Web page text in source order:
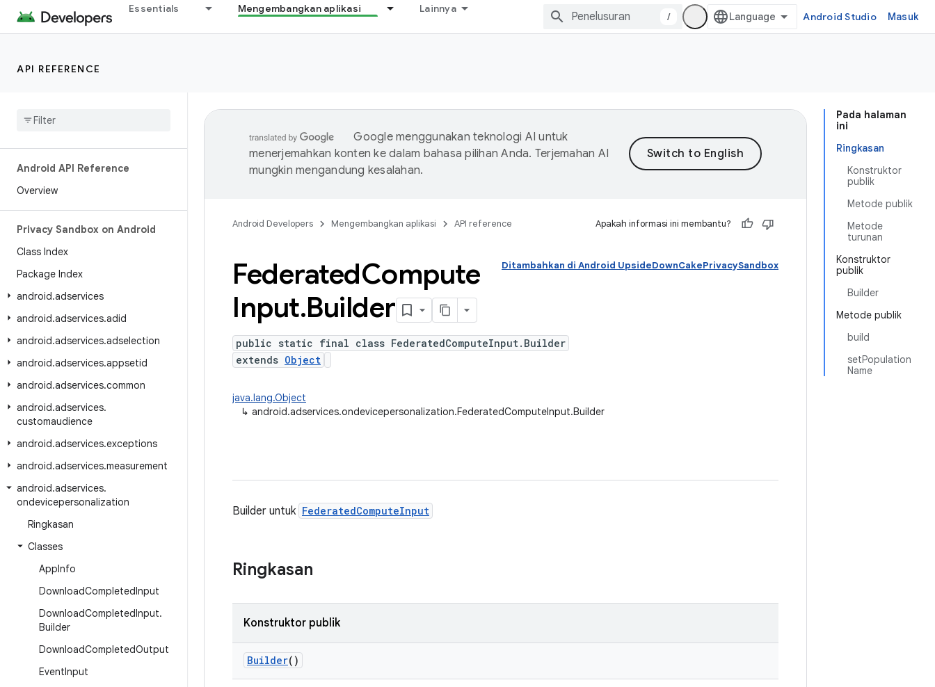
Essentials Mengembangkan aplikasi Lainnya
/ Android Studio Masuk
API REFERENCE
Android API Reference
Overview
Privacy Sandbox on Android
Class Index
Package Index
android.adservices
android.adservices.adid
android.adservices.adselection
android.adservices.appsetid
android.adservices.common
android.adservices.
customaudience
android.adservices.exceptions
android.adservices.measurement
android.adservices.
ondevicepersonalization
Ringkasan
Classes
AppInfo
DownloadCompletedInput
DownloadCompletedInput.
Builder
DownloadCompletedOutput
EventInput
Pada halaman
ini
Ringkasan
Konstruktor
publik
Metode publik
Metode
turunan
Konstruktor
publik
Builder
Metode publik
build
setPopulation
Name
Google menggunakan teknologi AI untuk
menerjemahkan konten ke dalam bahasa pilihan Anda. Terjemahan AI
mungkin mengandung kesalahan.
Android Developers Mengembangkan aplikasi API reference Apakah informasi ini membantu?
Ditambahkan di Android UpsideDownCakePrivacySandbox
FederatedCompute
Input.Builder
public static final class FederatedComputeInput.Builder
extends Object
java.lang.Object
↳ android.adservices.ondevicepersonalization.FederatedComputeInput.Builder
Builder untuk FederatedComputeInput
Ringkasan
Konstruktor publik
Builder()